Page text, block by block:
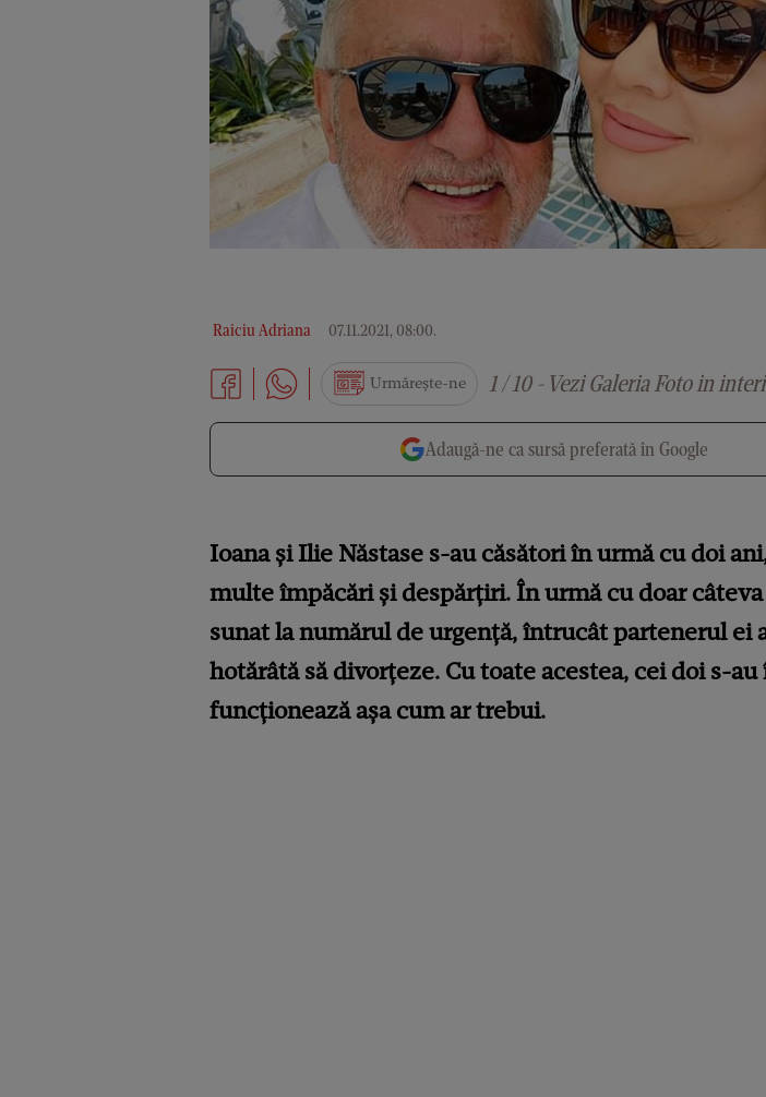
Raiciu Adriana 07.11.2021, 08:00.
Urmărește-ne 1 / 10 - Vezi Galeria Foto in
Adaugă-ne ca sursă preferată în Google
Ioana și Ilie Năstase s-au căsători în urmă cu doi
multe împăcări și despărțiri. În urmă cu doar
sunat la numărul de urgență, întrucât partenerul ei
hotărâtă să divorțeze. Cu toate acestea, cei doi s-
funcționează așa cum ar trebui.